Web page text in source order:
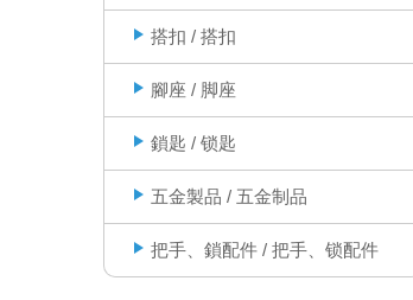
搭扣 / 搭扣
腳座 / 脚座
鎖匙 / 锁匙
五金製品 / 五金制品
把手、鎖配件 / 把手、锁配件